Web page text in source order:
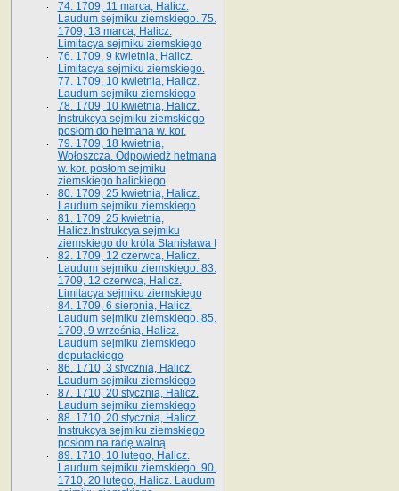
74. 1709, 11 marca, Halicz.
Laudum sejmiku ziemskiego. 75.
1709, 13 marca, Halicz.
Limitacya sejmiku ziemskiego
76. 1709, 9 kwietnia, Halicz.
Limitacya sejmiku ziemskiego.
77. 1709, 10 kwietnia, Halicz.
Laudum sejmiku ziemskiego
78. 1709, 10 kwietnia, Halicz.
Instrukcya sejmiku ziemskiego
posłom do hetmana w. kor.
79. 1709, 18 kwietnia,
Wołoszcza. Odpowiedź hetmana
w. kor. posłom sejmiku
ziemskiego halickiego
80. 1709, 25 kwietnia, Halicz.
Laudum sejmiku ziemskiego
81. 1709, 25 kwietnia,
Halicz.Instrukcya sejmiku
ziemskiego do króla Stanisława I
82. 1709, 12 czerwca, Halicz.
Laudum sejmiku ziemskiego. 83.
1709, 12 czerwca, Halicz.
Limitacya sejmiku ziemskiego
84. 1709, 6 sierpnia, Halicz.
Laudum sejmiku ziemskiego. 85.
1709, 9 września, Halicz.
Laudum sejmiku ziemskiego
deputackiego
86. 1710, 3 stycznia, Halicz.
Laudum sejmiku ziemskiego
87. 1710, 20 stycznia, Halicz.
Laudum sejmiku ziemskiego
88. 1710, 20 stycznia, Halicz.
Instrukcya sejmiku ziemskiego
posłom na radę walną
89. 1710, 10 lutego, Halicz.
Laudum sejmiku ziemskiego. 90.
1710, 20 lutego, Halicz. Laudum